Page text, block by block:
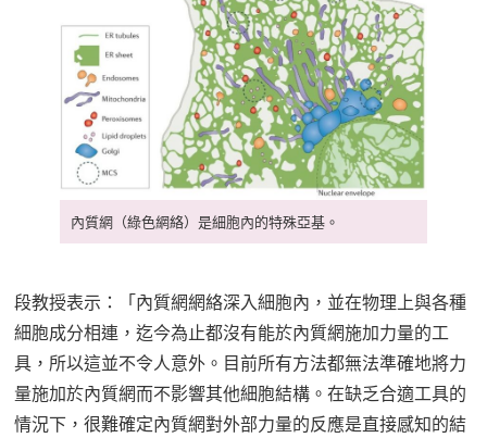
內質網（綠色網絡）是細胞內的特殊亞基。
段教授表示：「內質網網絡深入細胞內，並在物理上與各種
細胞成分相連，迄今為止都沒有能於內質網施加力量的工
具，所以這並不令人意外。目前所有方法都無法準確地將力
量施加於內質網而不影響其他細胞結構。在缺乏合適工具的
情況下，很難確定內質網對外部力量的反應是直接感知的結